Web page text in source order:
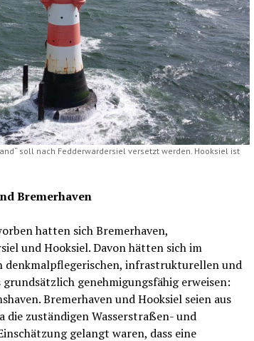
soll nach Fedderwardersiel versetzt werden. Hooksiel ist
Bremerhaven
hatten sich Bremerhaven,
und Hooksiel. Davon hätten sich im
denkmalpflegerischen, infrastrukturellen und
genehmigungsfähig erweisen:
Bremerhaven und Hooksiel seien aus
die zuständigen Wasserstraßen- und
gelangt waren, dass eine